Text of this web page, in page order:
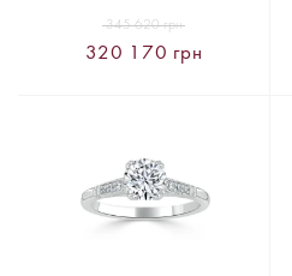
320 170 грн
345 620 грн